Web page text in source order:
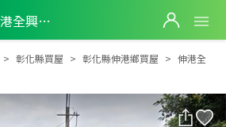
伸港全興大坪數建地
伸港全興大坪數建地
彰化縣買屋 彰化縣伸港鄉買屋
伸港全